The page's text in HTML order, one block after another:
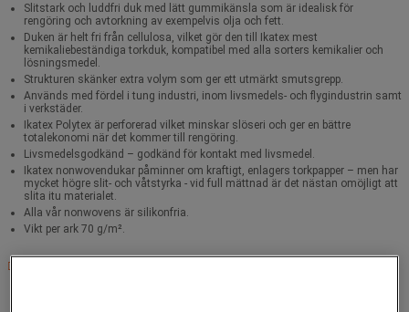
Slitstark och luddfri duk med lätt gummikänsla som är idealisk för
rengöring och avtorkning av exempelvis olja och fett.
Duken är helt fri från cellulosa, vilket gör den till Ikatex mest
kemikaliebeständiga torkduk, kompatibel med alla sorters kemikalier och
lösningsmedel.
Strukturen skänker extra volym som ger ett utmärkt smutsgrepp.
Används med fördel i tung industri, inom livsmedels- och flygindustrin samt
i verkstäder.
Ikatex Polytex är perforerad vilket minskar slöseri och ger en bättre
totalekonomi när det kommer till rengöring.
Livsmedelsgodkänd – godkänd för kontakt med livsmedel.
Ikatex nonwovendukar påminner om kraftigt, enlagers torkpapper – men har
mycket högre slit- och våtstyrka - vid full mättnad är det nästan omöjligt att
slita itu materialet.
Alla vår nonwovens är silikonfria.
Vikt per ark 70 g/m².